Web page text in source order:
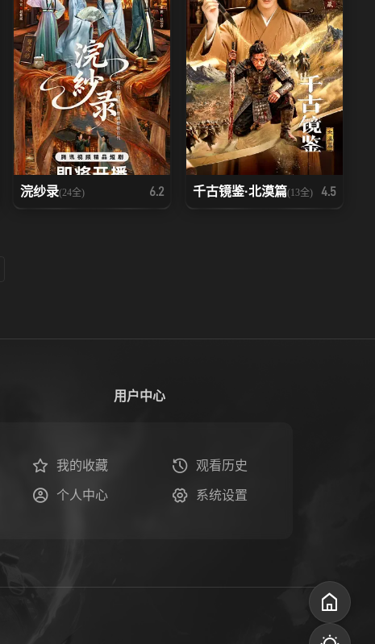
浣纱录(24全) 6.2 千古镜鉴·北漠篇(13全) 4.5
用户中心
我的收藏 观看历史
个人中心 系统设置